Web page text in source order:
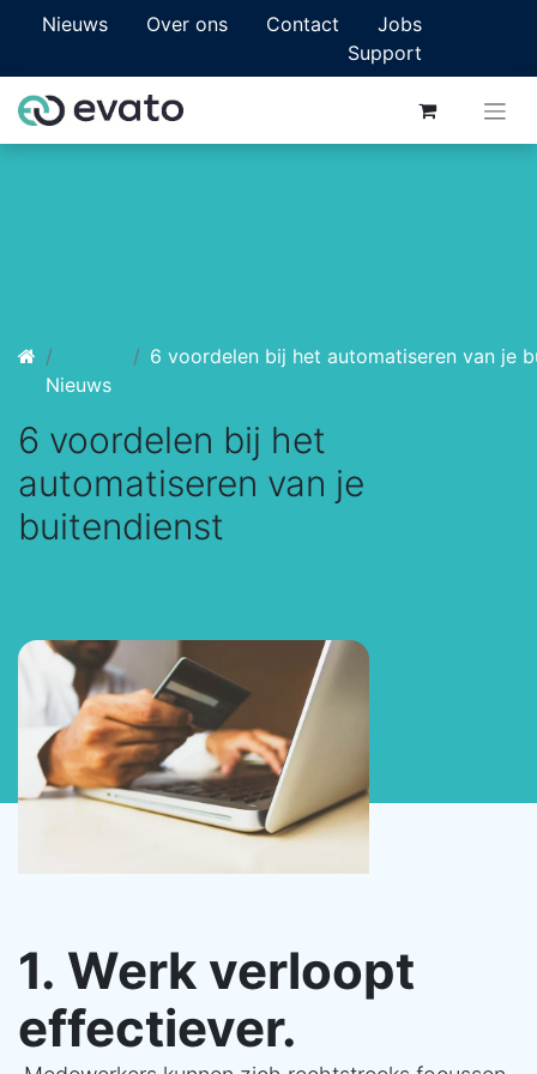
Nieuws Over ons Contact
Jobs
Support
Nieuws
6 voordelen bij het automatiseren van je
6 voordelen bij het
automatiseren van je
buitendienst
1. Werk verloopt
effectiever.